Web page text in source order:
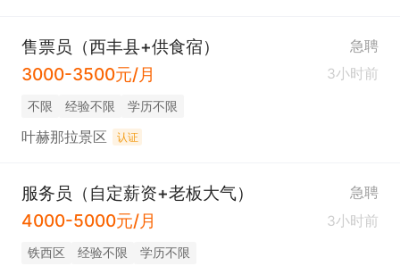
售票员（西丰县+供食宿） 急聘
3000-3500元/月 3小时前
不限 经验不限 学历不限
叶赫那拉景区 认证
服务员（自定薪资+老板大气） 急聘
4000-5000元/月 3小时前
铁西区 经验不限 学历不限